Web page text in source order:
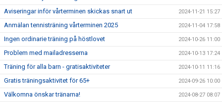
Aviseringar inför vårterminen skickas snart ut 2024-11-21 15:27
Anmälan tennisträning vårterminen 2025 2024-11-04 17:58
Ingen ordinarie träning på höstlovet 2024-10-26 11:00
Problem med mailadresserna 2024-10-13 17:24
Träning för alla barn - gratisaktiviteter 2024-10-11 11:16
Gratis träningsaktivitet för 65+ 2024-09-26 10:00
Välkomna önskar tränarna! 2024-08-27 08:07